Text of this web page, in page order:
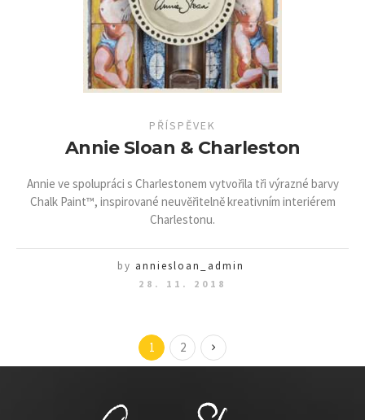
PŘÍSPĚVEK
Annie Sloan & Charleston
Annie ve spolupráci s Charlestonem vytvořila tři výrazné barvy
Chalk Paint™, inspirované neuvěřitelně kreativním interiérem
Charlestonu.
by anniesloan_admin
28. 11. 2018
1 2